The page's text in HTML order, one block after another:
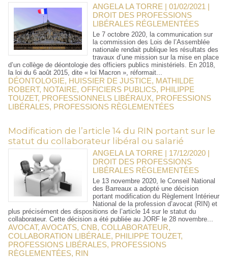
ANGELA LA TORRE | 01/02/2021 |
DROIT DES PROFESSIONS
LIBÉRALES RÉGLEMENTÉES
Le 7 octobre 2020, la communication sur
la commission des Lois de l’Assemblée
nationale rendait publique les résultats des
travaux d’une mission sur la mise en place
d’un collège de déontologie des officiers publics ministériels. En 2018,
la loi du 6 août 2015, dite « loi Macron », réformait...
DÉONTOLOGIE, HUISSIER DE JUSTICE, MATHILDE
ROBERT, NOTAIRE, OFFICIERS PUBLICS, PHILIPPE
TOUZET, PROFESSIONNELS LIBÉRAUX, PROFESSIONS
LIBÉRALES, PROFESSIONS RÈGLEMENTÉES
Modification de l’article 14 du RIN portant sur le
statut du collaborateur libéral ou salarié
ANGELA LA TORRE | 17/12/2020 |
DROIT DES PROFESSIONS
LIBÉRALES RÉGLEMENTÉES
Le 13 novembre 2020, le Conseil National
des Barreaux a adopté une décision
portant modification du Règlement Intérieur
National de la profession d’avocat (RIN) et
plus précisément des dispositions de l’article 14 sur le statut du
collaborateur. Cette décision a été publiée au JORF le 28 novembre...
AVOCAT, AVOCATS, CNB, COLLABORATEUR,
COLLABORATION LIBÉRALE, PHILIPPE TOUZET,
PROFESSIONS LIBÉRALES, PROFESSIONS
RÈGLEMENTÉES, RIN